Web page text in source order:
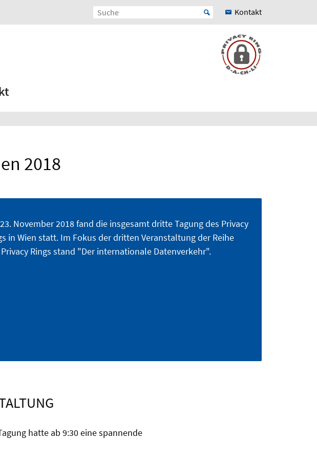
Kontakt
2018
November 2018 fand die insgesamt dritte Tagung des Privacy
in Wien statt. Im Fokus der dritten Veranstaltung der Reihe
Rings stand "Der internationale Datenverkehr".
hatte ab 9:30 eine spannende